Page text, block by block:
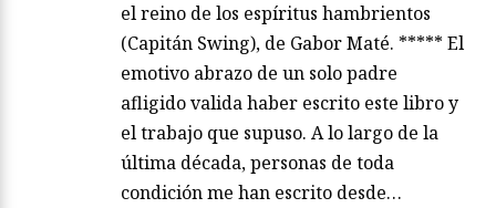
el reino de los espíritus hambrientos
(Capitán Swing), de Gabor Maté. ***** El
emotivo abrazo de un solo padre
afligido valida haber escrito este libro y
el trabajo que supuso. A lo largo de la
última década, personas de toda
condición me han escrito desde…